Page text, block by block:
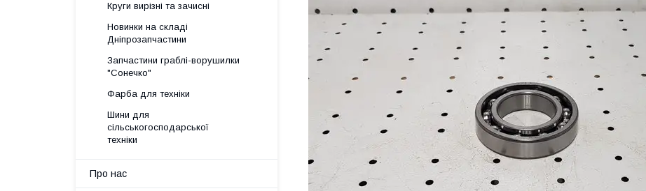
Круги вирізні та зачисні
Новинки на складі
Дніпрозапчастини
Запчастини граблі-ворушилки
"Сонечко"
Фарба для техніки
Шини для
сільськогосподарської
техніки
Про нас